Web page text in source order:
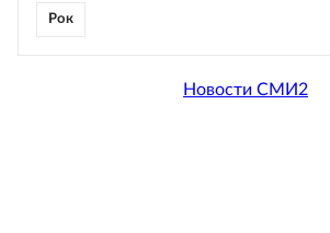
Рок
Новости СМИ2